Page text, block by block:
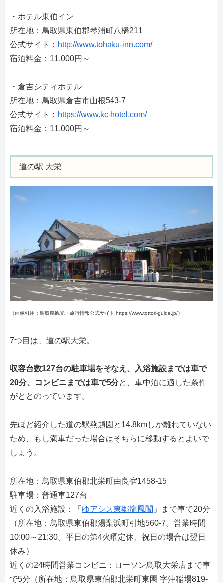
・ホテル東伯イン
所在地：鳥取県東伯郡琴浦町八橋211
公式サイト： http://www.tohaku-inn.com/
宿泊料金：11,000円～
・倉吉シティホテル
所在地：鳥取県倉吉市山根543-7
公式サイト： https://www.kc-hotel.com/
宿泊料金：11,000円～
道の駅 大栄
（画像引用：鳥取県観光・旅行情報公式サイト https://www.tottori-guide.jp/）
7つ目は、道の駅大栄。
収容台数127台の駐車場をそなえ、入浴施設までは車で
20分、コンビニまでは車で5分と、車中泊に適した条件
がととのっています。
先ほど紹介した道の駅燕趙園と14.8kmしか離れていない
ため、もし満車だった場合はそちらに移動するとよいで
しょう。
所在地：鳥取県東伯郡北栄町由良宿1458-15
駐車場：普通車127台
近くの入浴施設：「 ゆアシス東郷龍鳳閣 」まで車で20分
（所在地：鳥取県東伯郡湯梨浜町引地560-7。営業時間
10:00～21:30。平日の第4火曜定休、祝日の場合は翌日
休み）
近くの24時間営業コンビニ：ローソン鳥取大栄店まで車
で5分（所在地：鳥取県東伯郡北栄町東園 字沖稲場819-